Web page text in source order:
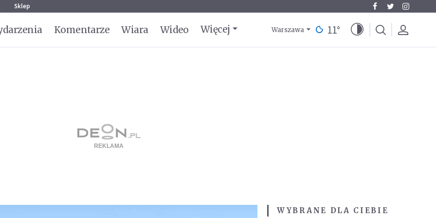
Sklep
Komentarze Wiara Wideo Więcej Warszawa 11°
WYBRANE DLA CIEBIE